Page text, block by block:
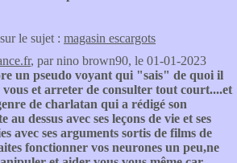
le sujet : magasin escargots
, par nino brown90, le 01-01-2023
un pseudo voyant qui "sais" de quoi il
et arreter de consulter tout court....et
de charlatan qui a rédigé son
au dessus avec ses leçons de vie et ses
avec ses arguments sortis de films de
fonctionner vos neurones un peu,ne